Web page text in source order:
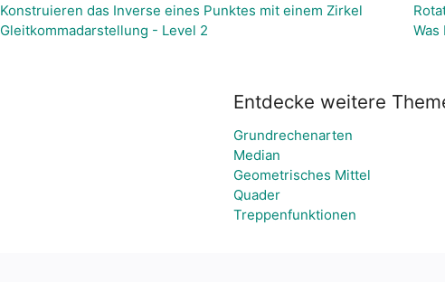
Konstruieren das Inverse eines Punktes mit einem Zirkel
Gleitkommadarstellung - Level 2
Was
Entdecke weitere
Grundrechenarten
Median
Geometrisches Mittel
Quader
Treppenfunktionen